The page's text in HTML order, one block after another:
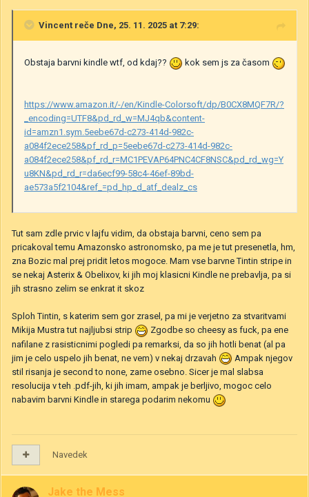
Vincent reče Dne, 25. 11. 2025 at 7:29:
Obstaja barvni kindle wtf, od kdaj?? kok sem js za časom
https://www.amazon.it/-/en/Kindle-Colorsoft/dp/B0CX8MQF7R/?
_encoding=UTF8&pd_rd_w=MJ4qb&content-
id=amzn1.sym.5eebe67d-c273-414d-982c-
a084f2ece258&pf_rd_p=5eebe67d-c273-414d-982c-
a084f2ece258&pf_rd_r=MC1PEVAP64PNC4CF8NSC&pd_rd_wg=Y
u8KN&pd_rd_r=da6ecf99-58c4-46ef-89bd-
ae573a5f2104&ref_=pd_hp_d_atf_dealz_cs
Tut sam zdle prvic v lajfu vidim, da obstaja barvni, ceno sem pa
pricakoval temu Amazonsko astronomsko, pa me je tut presenetla, hm,
zna Bozic mal prej pridit letos mogoce. Mam vse barvne Tintin stripe in
se nekaj Asterix & Obelixov, ki jih moj klasicni Kindle ne prebavlja, pa si
jih strasno zelim se enkrat it skoz
Sploh Tintin, s katerim sem gor zrasel, pa mi je verjetno za stvaritvami
Mikija Mustra tut najljubsi strip
Zgodbe so cheesy as fuck, pa ene
nafilane z rasisticnimi pogledi pa remarksi, da so jih hotli benat (al pa
jim je celo uspelo jih benat, ne vem) v nekaj drzavah
Ampak njegov
stil risanja je second to none, zame osebno. Sicer je mal slabsa
resolucija v teh .pdf-jih, ki jih imam, ampak je berljivo, mogoc celo
nabavim barvni Kindle in starega podarim nekomu
Navedek
Jake the Mess